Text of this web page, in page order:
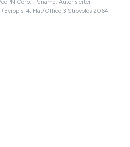
Corp., Panama. Autorisierter
4, Flat/Office 3 Strovolos 2064,